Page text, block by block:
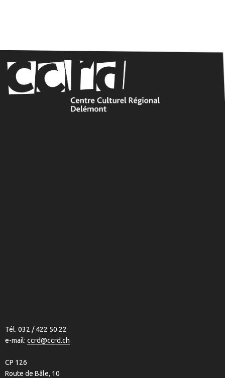
Tél. 032 / 422 50 22
e-mail: ccrd@ccrd.ch
CP 126
Route de Bâle, 10